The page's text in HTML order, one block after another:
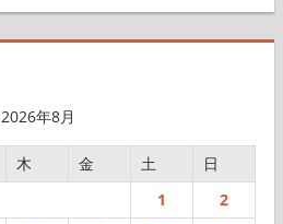
2026年8月
木 金 土
日
1
2